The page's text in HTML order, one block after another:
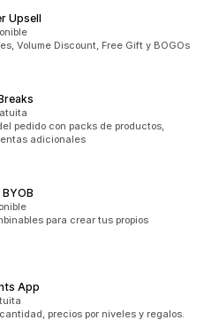
Upsell
Volume Discount, Free Gift y BOGOs
pedido con packs de productos,
adicionales
para crear tus propios
App
precios por niveles y regalos.